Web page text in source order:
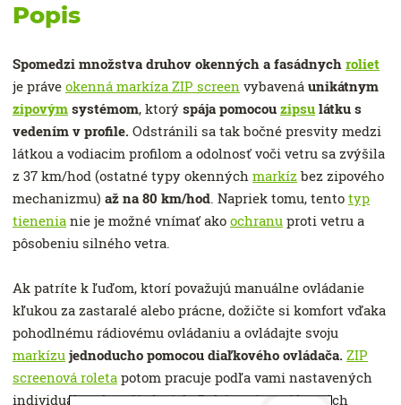
Popis
Spomedzi množstva druhov okenných a fasádnych roliet
je práve okenná markíza ZIP screen vybavená unikátnym
zipovým systémom, ktorý spája pomocou zipsu látku s
vedením v profile. Odstránili sa tak bočné presvity medzi
látkou a vodiacim profilom a odolnosť voči vetru sa zvýšila
z 37 km/hod (ostatné typy okenných markíz bez zipového
mechanizmu) až na 80 km/hod. Napriek tomu, tento typ
tienenia nie je možné vnímať ako ochranu proti vetru a
pôsobeniu silného vetra.
Ak patríte k ľuďom, ktorí považujú manuálne ovládanie
kľukou za zastaralé alebo prácne, dožičte si komfort vďaka
pohodlnému rádiovému ovládaniu a ovládajte svoju
markízu jednoducho pomocou diaľkového ovládača. ZIP
screenová roleta potom pracuje podľa vami nastavených
individuálnych požiadaviek. Dokúpením prídavných